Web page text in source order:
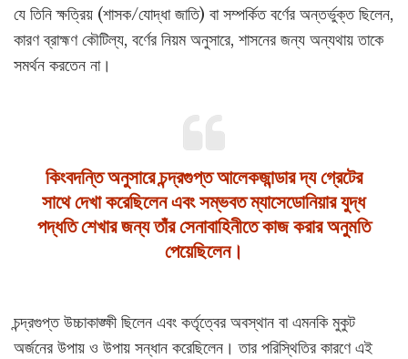
যে তিনি ক্ষত্রিয় (শাসক/যোদ্ধা জাতি) বা সম্পর্কিত বর্ণের অন্তর্ভুক্ত ছিলেন,
কারণ ব্রাহ্মণ কৌটিল্য, বর্ণের নিয়ম অনুসারে, শাসনের জন্য অন্যথায় তাকে
সমর্থন করতেন না।
কিংবদন্তি অনুসারে চন্দ্রগুপ্ত আলেকজান্ডার দ্য গ্রেটের
সাথে দেখা করেছিলেন এবং সম্ভবত ম্যাসেডোনিয়ার যুদ্ধ
পদ্ধতি শেখার জন্য তাঁর সেনাবাহিনীতে কাজ করার অনুমতি
পেয়েছিলেন।
চন্দ্রগুপ্ত উচ্চাকাঙ্ক্ষী ছিলেন এবং কর্তৃত্বের অবস্থান বা এমনকি মুকুট
অর্জনের উপায় ও উপায় সন্ধান করেছিলেন। তার পরিস্থিতির কারণে এই